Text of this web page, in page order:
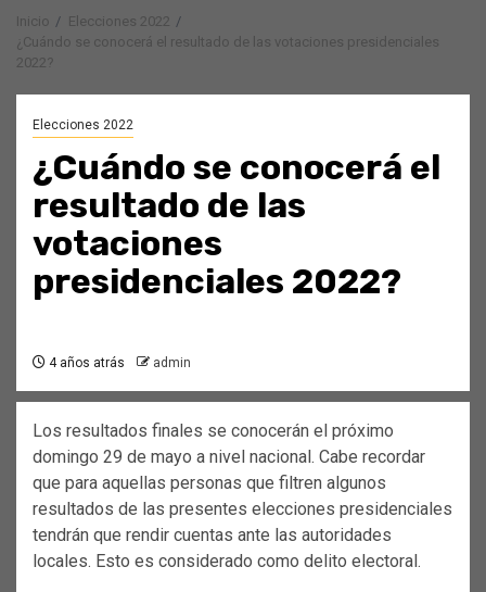
Inicio
Elecciones 2022
¿Cuándo se conocerá el resultado de las votaciones presidenciales
2022?
Elecciones 2022
¿Cuándo se conocerá el
resultado de las
votaciones
presidenciales 2022?
4 años atrás admin
Los resultados finales se conocerán el próximo
domingo 29 de mayo a nivel nacional. Cabe recordar
que para aquellas personas que filtren algunos
resultados de las presentes elecciones presidenciales
tendrán que rendir cuentas ante las autoridades
locales. Esto es considerado como delito electoral.